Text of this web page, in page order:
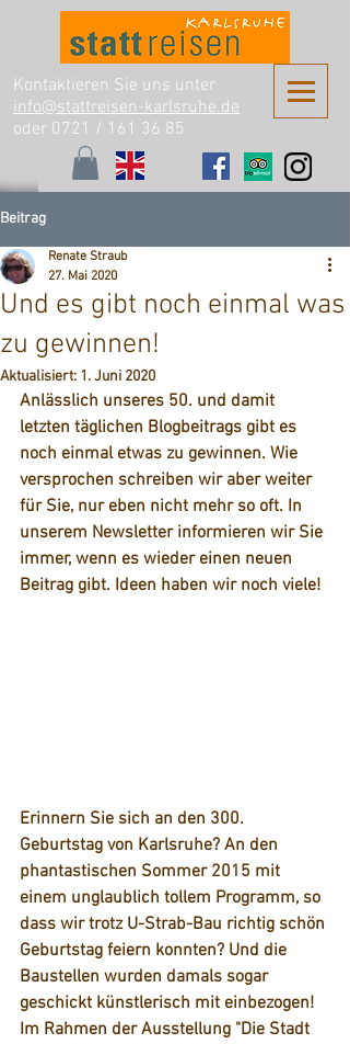
Kontaktieren Sie uns unter
info@stattreisen-karlsruhe.de
oder 0721 / 161 36 85
Beitrag
Und es gibt noch einmal was
zu gewinnen!
Renate Straub
27. Mai 2020
Aktualisiert: 1. Juni 2020
Anlässlich unseres 50. und damit
letzten täglichen Blogbeitrags gibt es
noch einmal etwas zu gewinnen. Wie
versprochen schreiben wir aber weiter
für Sie, nur eben nicht mehr so oft. In
unserem Newsletter informieren wir Sie
immer, wenn es wieder einen neuen
Beitrag gibt. Ideen haben wir noch viele!
Erinnern Sie sich an den 300.
Geburtstag von Karlsruhe? An den
phantastischen Sommer 2015 mit
einem unglaublich tollem Programm, so
dass wir trotz U-Strab-Bau richtig schön
Geburtstag feiern konnten? Und die
Baustellen wurden damals sogar
geschickt künstlerisch mit einbezogen!
Im Rahmen der Ausstellung "Die Stadt